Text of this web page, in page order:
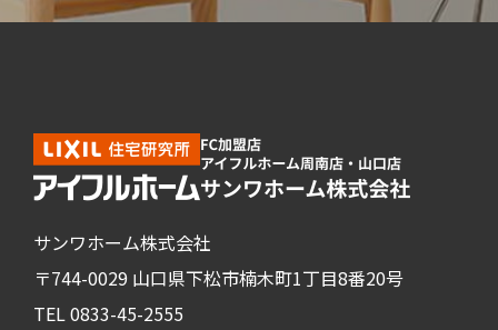
サンワホーム株式会社
〒744-0029 山口県下松市楠木町1丁目8番20号
TEL 0833-45-2555